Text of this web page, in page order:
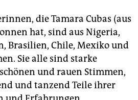
die Tamara Cubas (aus
hat, sind aus Nigeria,
Brasilien, Chile, Mexiko und
Sie alle sind starke
und rauen Stimmen,
und tanzend Teile ihrer